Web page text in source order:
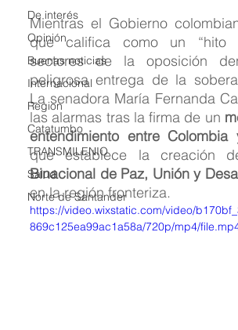
De interés
Opinión
Buenas noticias
Internacional
Region
Catatumbo
TRANSMILENIO
Salud
Norte de Santander
Mientras el Gobierno
que califica como un “hito
sectores de la oposición
peligrosa entrega de la
La senadora María Fernanda
las alarmas tras la firma de un
entendimiento entre Colombia
que establece la creación
Binacional de Paz, Unión y
en la región fronteriza.
https://video.wixstatic.com/video/
869c125ea99ac1a58a/720p/mp4/